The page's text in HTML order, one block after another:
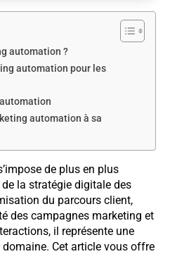
automation ?
automation pour les
automation à sa
de plus en plus
la stratégie digitale des
du parcours client,
des campagnes marketing et
il représente une
Cet article vous offre